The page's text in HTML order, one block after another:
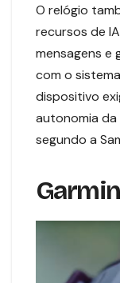
O relógio
recursos de
mensagens e
com o
dispositivo
autonomia
segundo a